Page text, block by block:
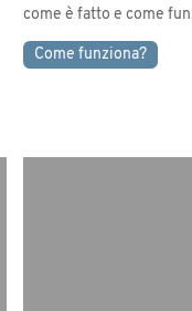
come è fatto e come
Come funziona?